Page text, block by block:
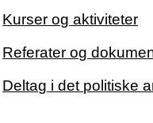
Kurser og aktiviteter
Referater og
Deltag i det politiske